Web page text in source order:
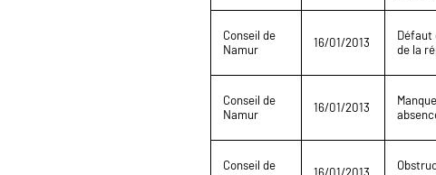
Conseil de
Namur
16/01/2013
Défaut
de la
Conseil de
Namur
16/01/2013
Conseil de